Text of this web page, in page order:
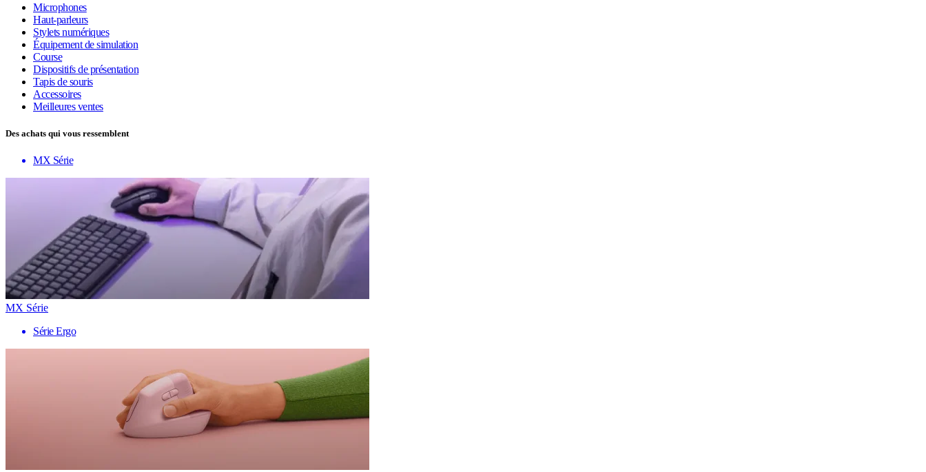
Microphones
Haut-parleurs
Stylets numériques
Équipement de simulation
Course
Dispositifs de présentation
Tapis de souris
Accessoires
Meilleures ventes
Des achats qui vous ressemblent
MX Série
MX Série
Série Ergo